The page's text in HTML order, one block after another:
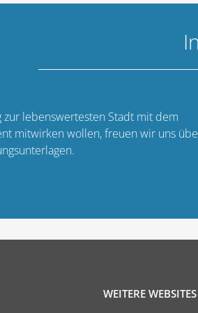
zur lebenswertesten Stadt mit dem
mitwirken wollen, freuen wir uns
WEITERE WEBSITES